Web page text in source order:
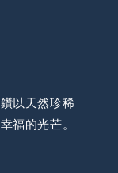
以天然珍稀
福的光芒。